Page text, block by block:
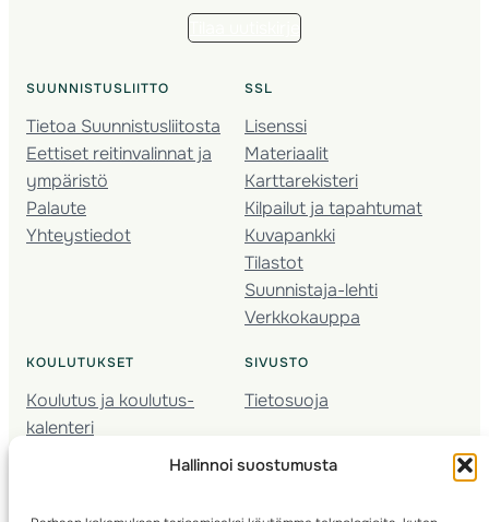
Hallinnoi suostumusta
SUUNNISTUSLIITTO
Tietoa Suunnistusliitosta
Eettiset reitinvalinnat ja
ympäristö
Palaute
Yhteystiedot
SSL
Lisenssi
Materiaalit
Karttarekisteri
Kilpailut ja tapahtumat
Kuvapankki
Tilastot
Suunnistaja-lehti
Verkkokauppa
KOULUTUKSET
Koulutus ja koulutus­
kalenteri
Nuorison koulutukset
SIVUSTO
Tietosuoja